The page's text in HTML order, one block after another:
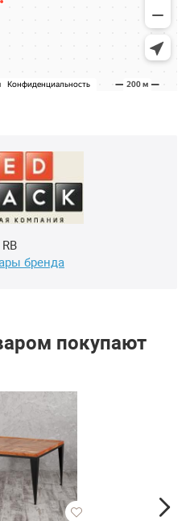
RB
бренда
покупают